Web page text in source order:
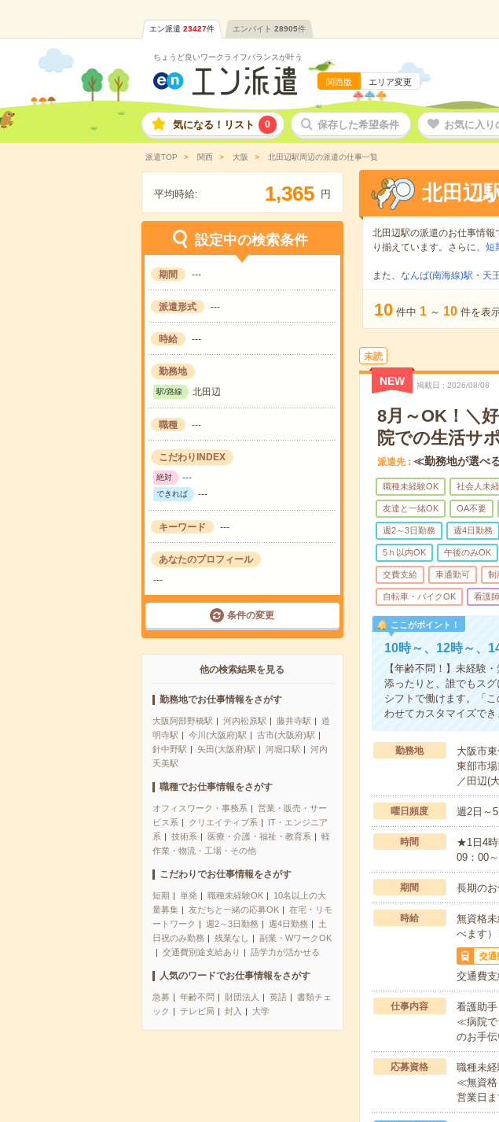
エン派遣 23427件 エンバイト 28905件
ちょうど良いワークライフバランスが叶う
関西版 エリア変更
気になる！リスト 0 保存した希望条件 お気に入り
派遣TOP 関西 大阪 北田辺駅周辺の派遣の仕事一覧
平均時給: 1,365 円
設定中の検索条件
期間 ---
派遣形式 ---
時給 ---
勤務地
駅/路線 北田辺
職種 ---
こだわりINDEX
絶対 ---
できれば ---
キーワード ---
あなたのプロフィール
---
条件の変更
他の検索結果を見る
勤務地でお仕事情報をさがす
大阪阿部野橋駅 河内松原駅 藤井寺駅
道
明寺駅
今川(大阪府)駅
古市(大阪府)駅
針中野駅
矢田(大阪府)駅 河堀口駅
河内
天美駅
職種でお仕事情報をさがす
オフィスワーク・事務系
営業・販売・サー
ビス系
クリエイティブ系
IT・エンジニア
系
技術系 医療・介護・福祉・教育系
軽
作業・物流・工場・その他
こだわりでお仕事情報をさがす
短期 単発 職種未経験OK
10名以上の大
量募集
友だちと一緒の応募OK
在宅・リモ
ートワーク
週2～3日勤務 週4日勤務
土
日祝のみ勤務
残業なし
副業・WワークOK
交通費別途支給あり
語学力が活かせる
人気のワードでお仕事情報をさがす
急募 年齢不問 財団法人 英語
書類チェ
ック
テレビ局 封入 大学
北田辺
北田辺駅の派遣のお仕事情報
り揃えています。さらに、 短
また、 なんば(南海線)駅 ・ 天
10 件中 1 ～ 10 件を表
未読
NEW 掲載日 2026/08/08
8月～OK！＼
院での生活サ
派遣先 ≪勤務地が選べ
職種未経験OK 社会人未
友達と一緒OK OA不要
週2～3日勤務 週4日勤務
5ｈ以内OK 午後のみOK
交費支給 車通勤可 制
自転車・バイクOK 看護師
ここがポイント！
10時～、12時～、
【年齢不問！】未経験
添ったりと、誰でもス
シフトで働けます。「
わせてカスタマイズでき
勤務地
大阪市
東部市
／田辺(
曜日頻度 週2日～
時間
★1日4時
09：00
期間 長期の
時給
無資格
べます
交通
交通費
仕事内容
看護助手
≪病院で
のお手
応募資格
職種未
≪無資格
営業日